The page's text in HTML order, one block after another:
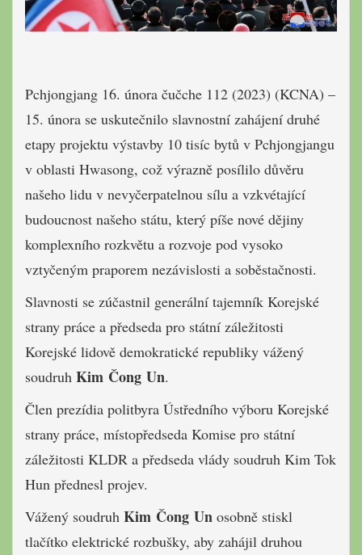
Pchjongjang 16. února čučche 112 (2023) (KCNA) –
15. února se uskutečnilo slavnostní zahájení druhé
etapy projektu výstavby 10 tisíc bytů v Pchjongjangu
v oblasti Hwasong, což výrazně posílilo důvěru
našeho lidu v nevyčerpatelnou sílu a vzkvétající
budoucnost našeho státu, který píše nové dějiny
komplexního rozkvětu a rozvoje pod vysoko
vztyčeným praporem nezávislosti a soběstačnosti.
Slavnosti se zúčastnil generální tajemník Korejské
strany práce a předseda pro státní záležitosti
Korejské lidově demokratické republiky vážený
soudruh Kim Čong Un.
Člen prezídia politbyra Ústředního výboru Korejské
strany práce, místopředseda Komise pro státní
záležitosti KLDR a předseda vlády soudruh Kim Tok
Hun přednesl projev.
Vážený soudruh Kim Čong Un osobně stiskl
tlačítko elektrické rozbušky, aby zahájil druhou